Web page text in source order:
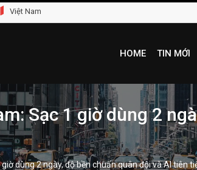
Việt Nam
HOME TIN MỚI
Sạc 1 giờ dùng 2
dùng 2 ngày, độ bền chuẩn quân đội và AI tiên